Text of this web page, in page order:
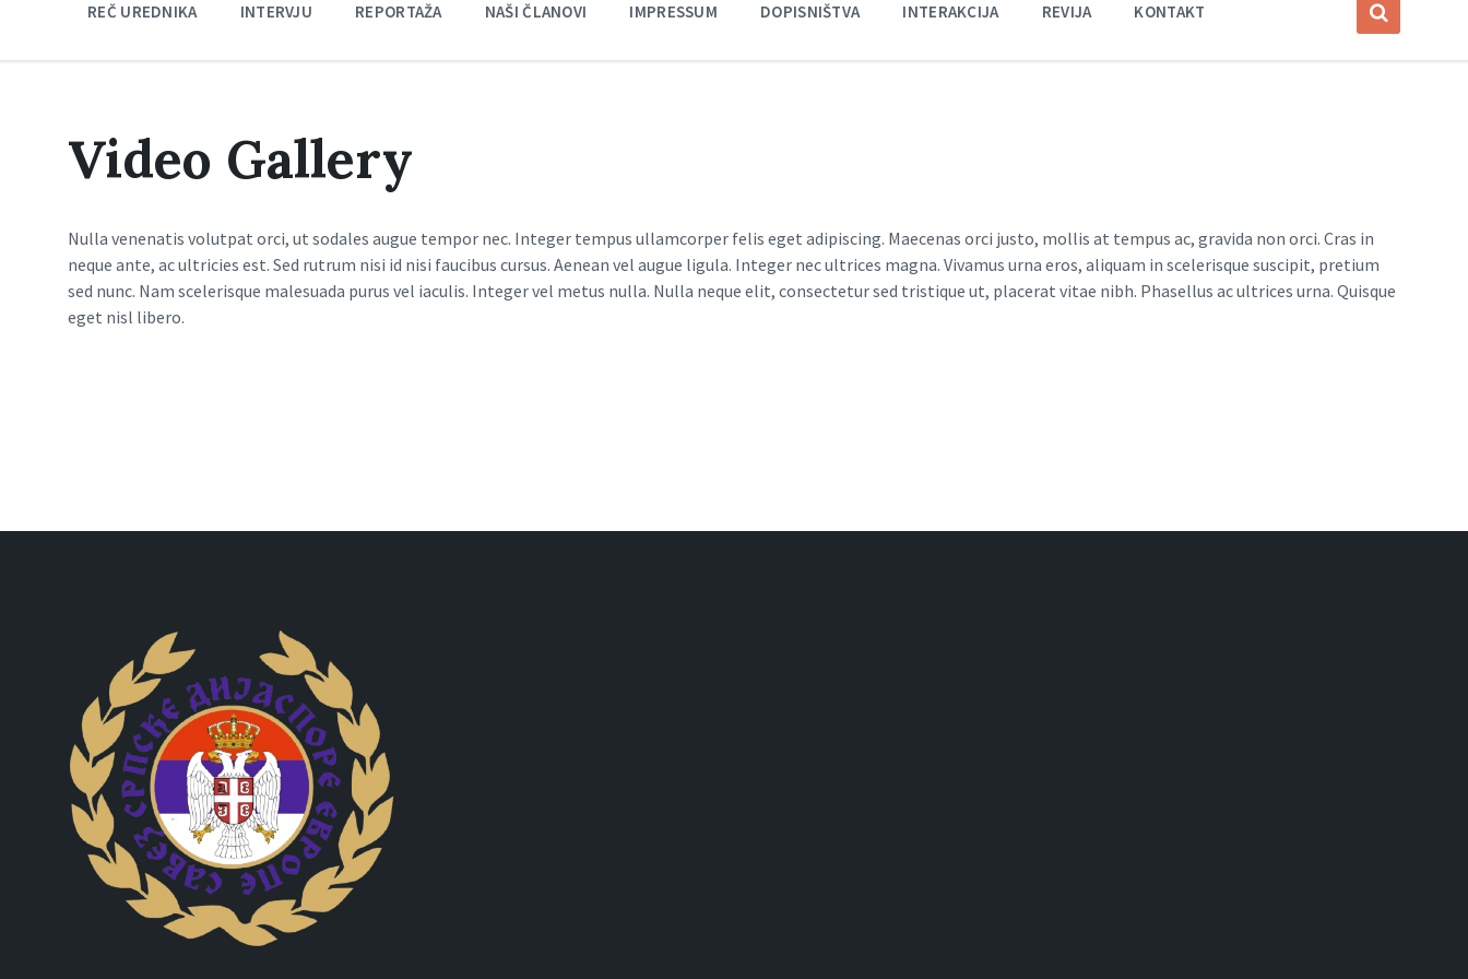
REČ UREDNIKA INTERVJU REPORTAŽA NAŠI ČLANOVI IMPRESSUM DOPISNIŠTVA INTERAKCIJA REVIJA KONTAKT
Video Gallery
Nulla venenatis volutpat orci, ut sodales augue tempor nec. Integer tempus ullamcorper felis eget adipiscing. Maecenas orci justo, mollis at tempus ac, gravida non orci. Cras in
neque ante, ac ultricies est. Sed rutrum nisi id nisi faucibus cursus. Aenean vel augue ligula. Integer nec ultrices magna. Vivamus urna eros, aliquam in scelerisque suscipit, pretium
sed nunc. Nam scelerisque malesuada purus vel iaculis. Integer vel metus nulla. Nulla neque elit, consectetur sed tristique ut, placerat vitae nibh. Phasellus ac ultrices urna. Quisque
eget nisl libero.